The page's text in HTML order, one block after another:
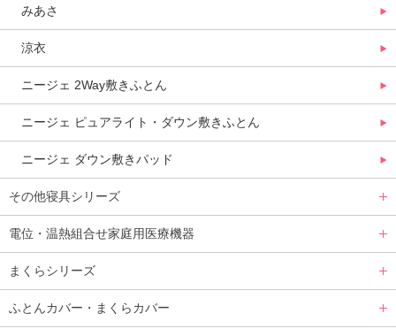
みあさ
涼衣
ニージェ 2Way敷きふとん
ニージェ ピュアライト・ダウン敷きふとん
ニージェ ダウン敷きパッド
その他寝具シリーズ
電位・温熱組合せ家庭用医療機器
まくらシリーズ
ふとんカバー・まくらカバー